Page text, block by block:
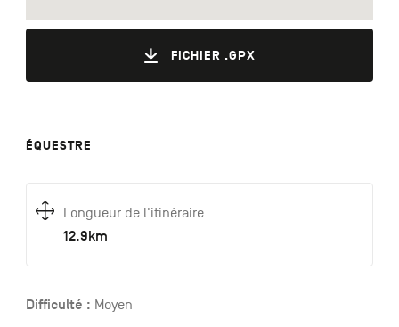
FICHIER .GPX
ÉQUESTRE
Longueur de l'itinéraire
12.9km
Difficulté : Moyen